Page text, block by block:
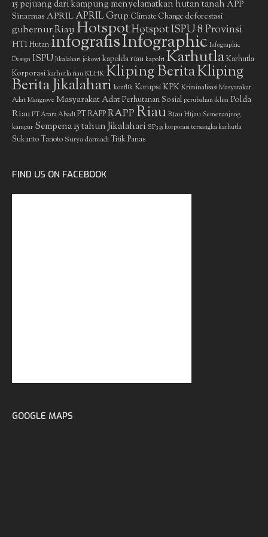
15 pejuang dari kampung menyelamatkan hutan tanah APP
Sinarmas APRIL APRIL Grup Climate Change deforestasi
gubernur RiauHotspotHotspot ISPU 8 Provinsi
HTIHutan infografisInfographic Infographic
Design ISPU Jikalahari jokowi kapolda riau kapolri KarhutlaKarhutla
Korporasikarhutla riauKLHKKliping BeritaKliping
Berita Jikalahari konflik Korupsi KPKKriminalisasi Masyarakat
Adat Mangrove Masyarakat AdatPerhutanan Sosial perubahan iklim Polda
Riau PT Arara Abadi PT RAPPRAPPRiauRiau Hijau Semenanjung
kampar Sempena 15 tahun Jikalahari SP3 15 korporasi tersangka karhutla
Sukanto Tanoto Surya darmadiTitik Panas
FIND US ON FACEBOOK
GOOGLE MAPS